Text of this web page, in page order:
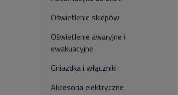
Oświetlenie sklepów
Oświetlenie awaryjne i
ewakuacyjne
Gniazdka i włączniki
Akcesoria elektryczne